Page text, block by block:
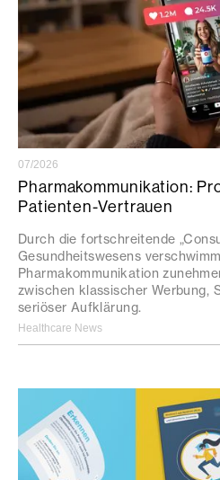
07/2026
Pharmakommunikation:
Patienten-Vertrauen
Durch die fortschreitende
Gesundheitswesens
Pharmakommunikation
zwischen klassischer Werbung,
seriöser Aufklärung.
Healthcare News